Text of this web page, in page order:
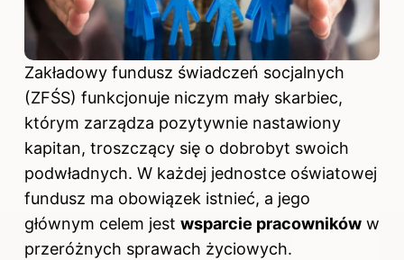
Zakładowy fundusz świadczeń socjalnych
(ZFŚS) funkcjonuje niczym mały skarbiec,
którym zarządza pozytywnie nastawiony
kapitan, troszczący się o dobrobyt swoich
podwładnych. W każdej jednostce oświatowej
fundusz ma obowiązek istnieć, a jego
głównym celem jest wsparcie pracowników w
przeróżnych sprawach życiowych.